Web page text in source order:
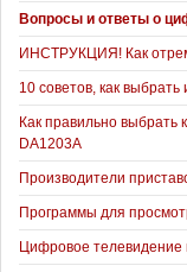
Вопросы и ответы о
ИНСТРУКЦИЯ! Как
10 советов, как
Как правильно
DA1203А
Производители
Программы для
Цифровое телевидение